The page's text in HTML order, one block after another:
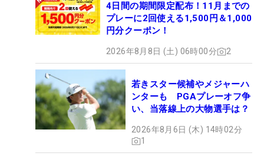
4日間の期間限定配布！11月までの
プレーに2回使える1,500円＆1,000
円分クーポン！
2026年8月8日 (土) 06時00分 2
若きスター候補やメジャーハ
ンターも PGAプレーオフ争
い、当落線上の大物選手は？
2026年8月6日 (木) 14時02分
1